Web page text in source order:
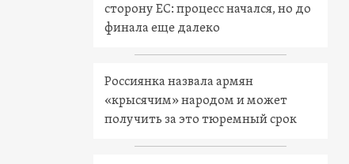
сторону ЕС: процесс начался, но до
финала еще далеко
Россиянка назвала армян
«крысячим» народом и может
получить за это тюремный срок